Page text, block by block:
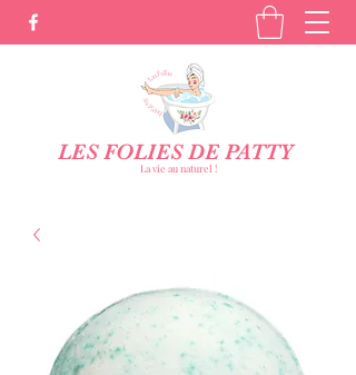
LES FOLIES DE PATTY
La vie au naturel !